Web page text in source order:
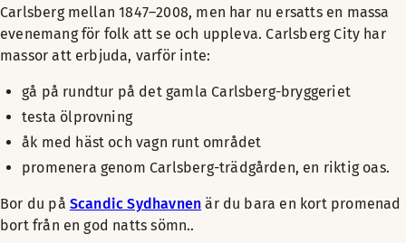
Carlsberg mellan 1847–2008, men har nu ersatts en massa
evenemang för folk att se och uppleva. Carlsberg City har
massor att erbjuda, varför inte:
gå på rundtur på det gamla Carlsberg-bryggeriet
testa ölprovning
åk med häst och vagn runt området
promenera genom Carlsberg-trädgården, en riktig oas.
Bor du på Scandic Sydhavnen är du bara en kort promenad
bort från en god natts sömn..